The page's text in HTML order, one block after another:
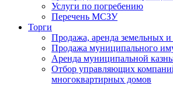
Услуги по погребению
Перечень МСЗУ
Торги
Продажа, аренда земельных и
Продажа муниципального
Аренда муниципальной
Отбор управляющих
многоквартирных домов